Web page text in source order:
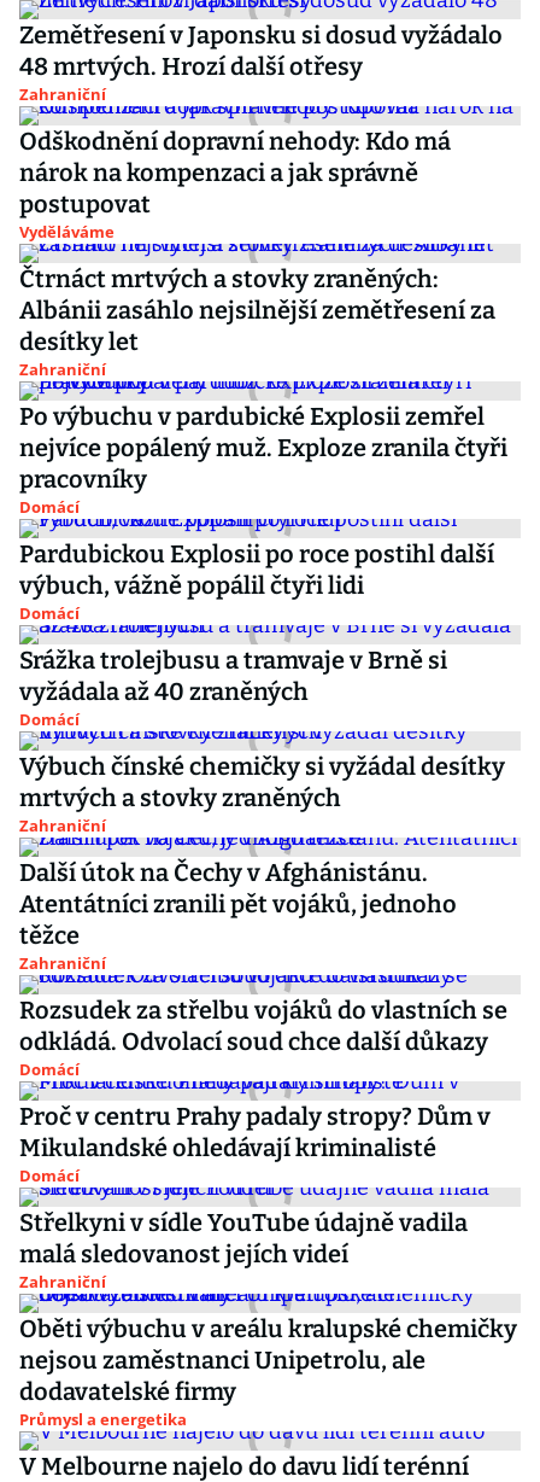
Zemětřesení v Japonsku si dosud vyžádalo
48 mrtvých. Hrozí další otřesy
Zahraniční
Odškodnění dopravní nehody: Kdo má
nárok na kompenzaci a jak správně
postupovat
Vyděláváme
Čtrnáct mrtvých a stovky zraněných:
Albánii zasáhlo nejsilnější zemětřesení za
desítky let
Zahraniční
Po výbuchu v pardubické Explosii zemřel
nejvíce popálený muž. Exploze zranila čtyři
pracovníky
Domácí
Pardubickou Explosii po roce postihl další
výbuch, vážně popálil čtyři lidi
Domácí
Srážka trolejbusu a tramvaje v Brně si
vyžádala až 40 zraněných
Domácí
Výbuch čínské chemičky si vyžádal desítky
mrtvých a stovky zraněných
Zahraniční
Další útok na Čechy v Afghánistánu.
Atentátníci zranili pět vojáků, jednoho
těžce
Zahraniční
Rozsudek za střelbu vojáků do vlastních se
odkládá. Odvolací soud chce další důkazy
Domácí
Proč v centru Prahy padaly stropy? Dům v
Mikulandské ohledávají kriminalisté
Domácí
Střelkyni v sídle YouTube údajně vadila
malá sledovanost jejích videí
Zahraniční
Oběti výbuchu v areálu kralupské chemičky
nejsou zaměstnanci Unipetrolu, ale
dodavatelské firmy
Průmysl a energetika
V Melbourne najelo do davu lidí terénní